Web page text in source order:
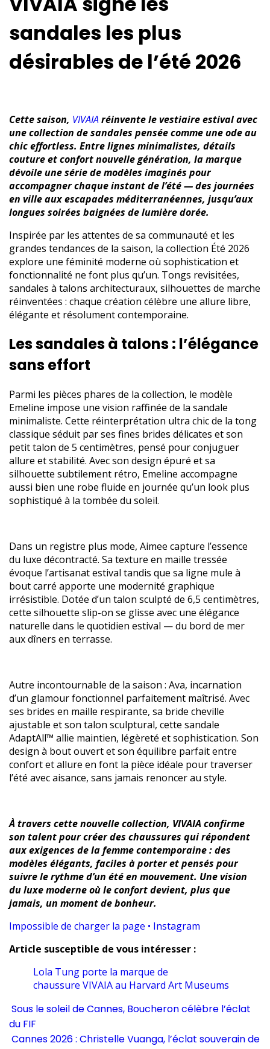
sandales les plus
désirables de l’été 2026
Cette saison, VIVAIAréinvente le vestiaire estival avec
une collection de sandales pensée comme une ode au
chic effortless. Entre lignes minimalistes, détails
couture et confort nouvelle génération, la marque
dévoile une série de modèles imaginés pour
accompagner chaque instant de l’été — des journées
en ville aux escapades méditerranéennes, jusqu’aux
longues soirées baignées de lumière dorée.
Inspirée par les attentes de sa communauté et les
grandes tendances de la saison, la collection Été 2026
explore une féminité moderne où sophistication et
fonctionnalité ne font plus qu’un. Tongs revisitées,
sandales à talons architecturaux, silhouettes de marche
réinventées : chaque création célèbre une allure libre,
élégante et résolument contemporaine.
Les sandales à talons : l’élégance
sans effort
Parmi les pièces phares de la collection, le modèle
Emeline impose une vision raffinée de la sandale
minimaliste. Cette réinterprétation ultra chic de la tong
classique séduit par ses fines brides délicates et son
petit talon de 5 centimètres, pensé pour conjuguer
allure et stabilité. Avec son design épuré et sa
silhouette subtilement rétro, Emeline accompagne
aussi bien une robe fluide en journée qu’un look plus
sophistiqué à la tombée du soleil.
Dans un registre plus mode, Aimee capture l’essence
du luxe décontracté. Sa texture en maille tressée
évoque l’artisanat estival tandis que sa ligne mule à
bout carré apporte une modernité graphique
irrésistible. Dotée d’un talon sculpté de 6,5 centimètres,
cette silhouette slip-on se glisse avec une élégance
naturelle dans le quotidien estival — du bord de mer
aux dîners en terrasse.
Autre incontournable de la saison : Ava, incarnation
d’un glamour fonctionnel parfaitement maîtrisé. Avec
ses brides en maille respirante, sa bride cheville
ajustable et son talon sculptural, cette sandale
AdaptAll™ allie maintien, légèreté et sophistication. Son
design à bout ouvert et son équilibre parfait entre
confort et allure en font la pièce idéale pour traverser
l’été avec aisance, sans jamais renoncer au style.
À travers cette nouvelle collection, VIVAIA confirme
son talent pour créer des chaussures qui répondent
aux exigences de la femme contemporaine : des
modèles élégants, faciles à porter et pensés pour
suivre le rythme d’un été en mouvement. Une vision
du luxe moderne où le confort devient, plus que
jamais, un moment de bonheur.
Impossible de charger la page • Instagram
Article susceptible de vous intéresser :
Lola Tung porte la marque de
chaussure VIVAIA au Harvard Art Museums
Sous le soleil de Cannes, Boucheron célèbre l’éclat
du FIF
Cannes 2026 : Christelle Vuanga, l’éclat souverain de